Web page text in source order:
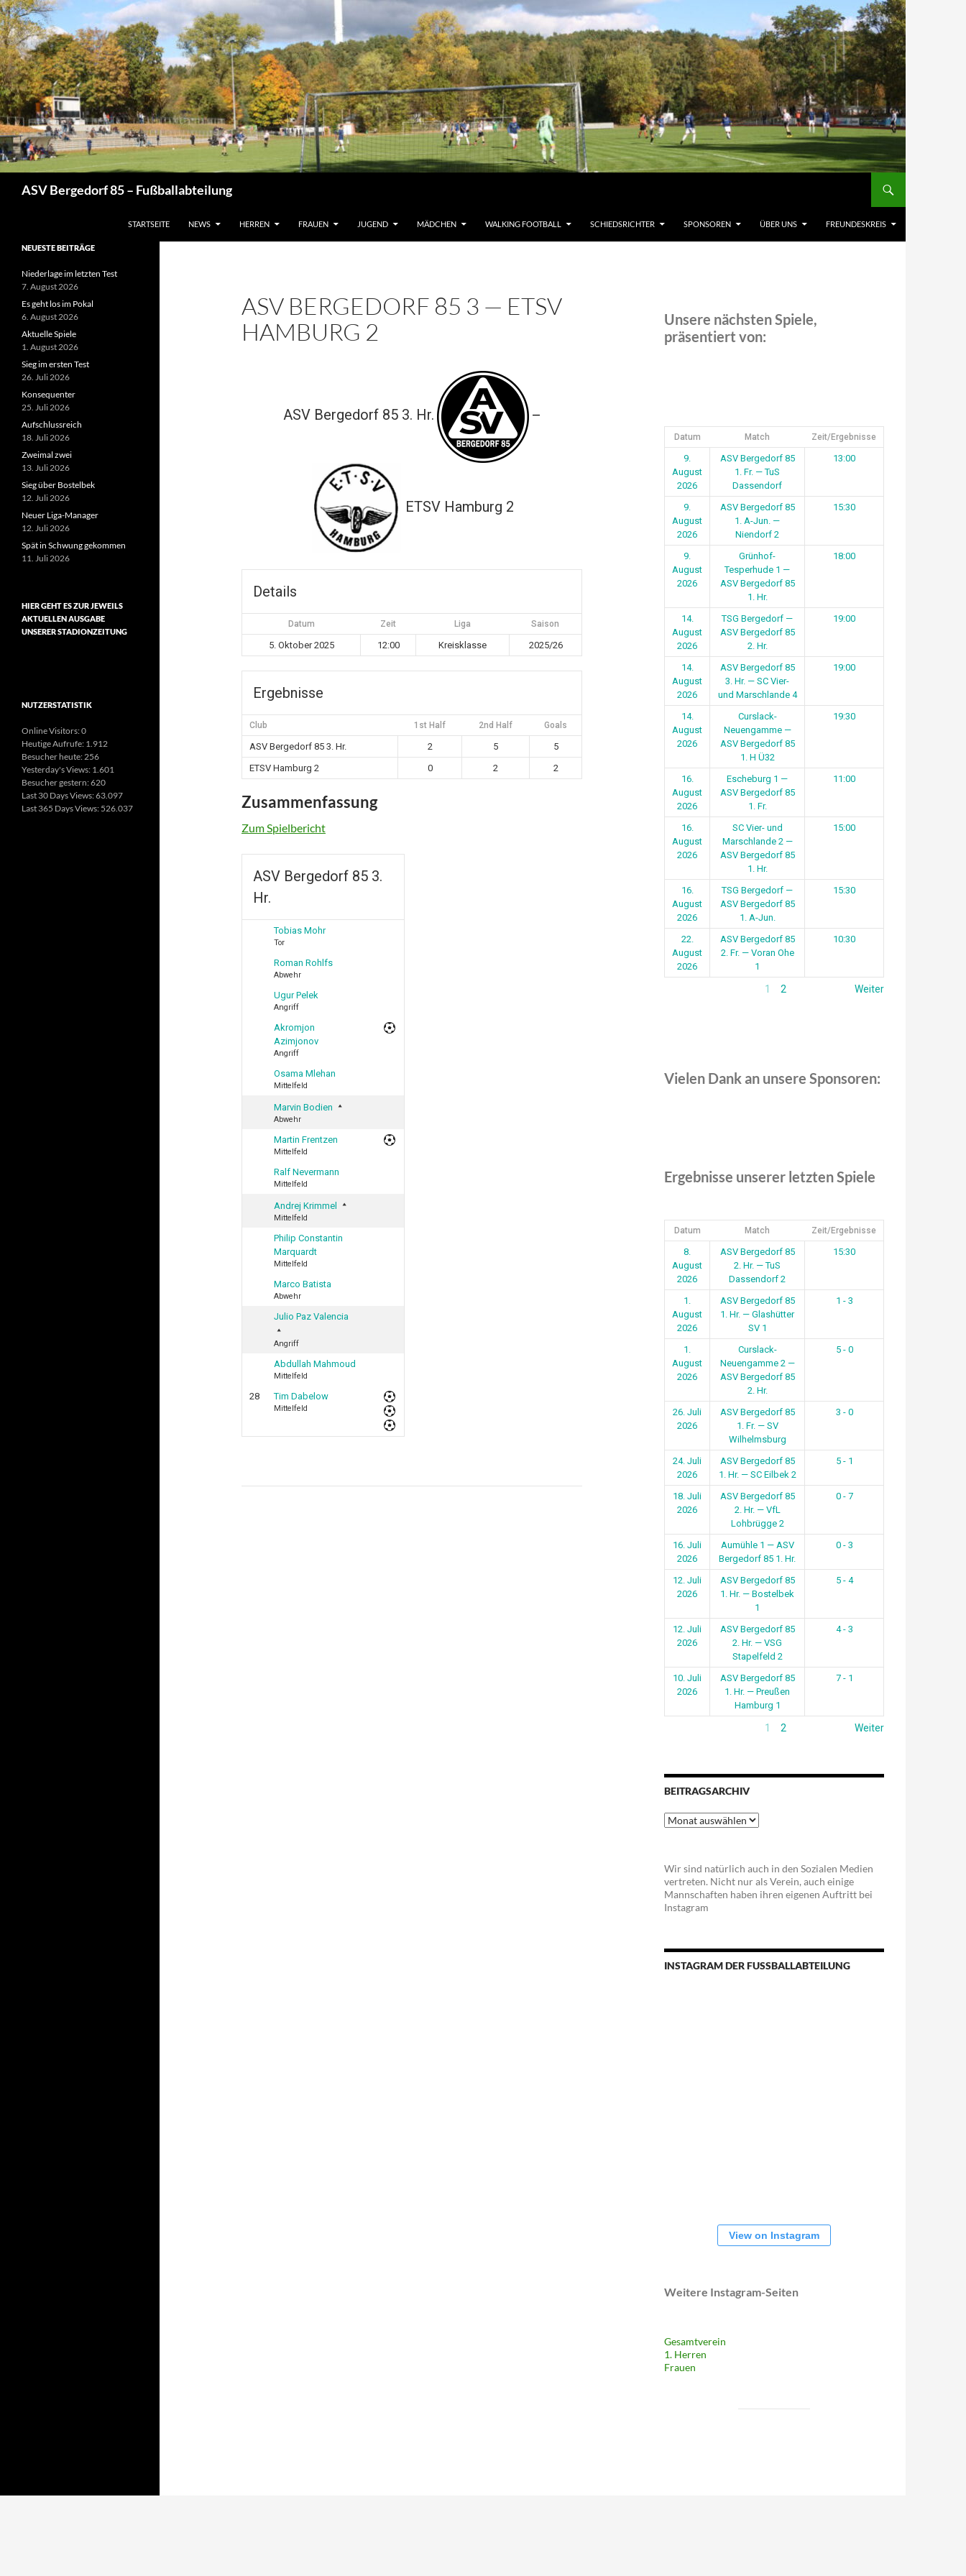
Zum
Inhalt
springen
ASV Bergedorf 85 – Fußballabteilung
STARTSEITE NEWS HERREN FRAUEN JUGEND MÄDCHEN WALKING FOOTBALL SCHIEDSRICHTER SPONSOREN ÜBER UNS FREUNDESKREIS
ASV BERGEDORF 85 3 — ETSV
HAMBURG 2
ASV Bergedorf 85 3. Hr. —
ETSV Hamburg 2
Details
Datum Zeit Liga Saison
5. Oktober 2025 12:00 Kreisklasse 2025/26
Ergebnisse
Club 1st Half 2nd Half Goals
ASV Bergedorf 85 3. Hr. 2 5
5
ETSV Hamburg 2
0 2 2
Zusammenfassung
Zum Spielbericht
ASV Bergedorf 85 3.
Hr.
Tobias Mohr
Tor
Roman Rohlfs
Abwehr
Ugur Pelek
Angriff
Akromjon
Azimjonov
Angriff
Osama Mlehan
Mittelfeld
Marvin Bodien
Abwehr
Martin Frentzen
Mittelfeld
Ralf Nevermann
Mittelfeld
Andrej Krimmel
Mittelfeld
Philip Constantin
Marquardt
Mittelfeld
Marco Batista
Abwehr
Julio Paz Valencia
Angriff
Abdullah Mahmoud
Mittelfeld
28 Tim Dabelow
Mittelfeld
Unsere nächsten Spiele,
präsentiert von:
Datum Match Zeit/Ergebnisse
9.
August
2026
ASV Bergedorf 85
1. Fr. — TuS
Dassendorf
13:00
9.
August
2026
ASV Bergedorf 85
1. A-Jun. —
Niendorf 2
15:30
9.
August
2026
Grünhof-
Tesperhude 1 —
ASV Bergedorf 85
1. Hr.
18:00
14.
August
2026
TSG Bergedorf —
ASV Bergedorf 85
2. Hr.
19:00
14.
August
2026
ASV Bergedorf 85
3. Hr. — SC Vier-
und Marschlande 4
19:00
14.
August
2026
Curslack-
Neuengamme —
ASV Bergedorf 85
1. H Ü32
19:30
16.
August
2026
Escheburg 1 —
ASV Bergedorf 85
1. Fr.
11:00
16.
August
2026
SC Vier- und
Marschlande 2 —
ASV Bergedorf 85
1. Hr.
15:00
16.
August
2026
TSG Bergedorf —
ASV Bergedorf 85
1. A-Jun.
15:30
22.
August
2026
ASV Bergedorf 85
2. Fr. — Voran Ohe
1
10:30
1 2 Weiter
Vielen Dank an unsere Sponsoren:
Ergebnisse unserer letzten Spiele
Datum Match Zeit/Ergebnisse
8.
August
2026
ASV Bergedorf 85
2. Hr. — TuS
Dassendorf 2
15:30
1.
August
2026
ASV Bergedorf 85
1. Hr. — Glashütter
SV 1
1 - 3
1.
August
2026
Curslack-
Neuengamme 2 —
ASV Bergedorf 85
2. Hr.
5 - 0
26. Juli
2026
ASV Bergedorf 85
1. Fr. — SV
Wilhelmsburg
3 - 0
24. Juli
2026
ASV Bergedorf 85
1. Hr. — SC Eilbek 2
5 - 1
18. Juli
2026
ASV Bergedorf 85
2. Hr. — VfL
Lohbrügge 2
0 - 7
16. Juli
2026
Aumühle 1 — ASV
Bergedorf 85 1. Hr.
0 - 3
12. Juli
2026
ASV Bergedorf 85
1. Hr. — Bostelbek
1
5 - 4
12. Juli
2026
ASV Bergedorf 85
2. Hr. — VSG
Stapelfeld 2
4 - 3
10. Juli
2026
ASV Bergedorf 85
1. Hr. — Preußen
Hamburg 1
7 - 1
1 2 Weiter
BEITRAGSARCHIV
Beitragsarchiv
Wir sind natürlich auch in den Sozialen Medien
vertreten. Nicht nur als Verein, auch einige
Mannschaften haben ihren eigenen Auftritt bei
Instagram
INSTAGRAM DER FUSSBALLABTEILUNG
View on Instagram
Weitere Instagram-Seiten
Gesamtverein
1. Herren
Frauen
NEUESTE BEITRÄGE
Niederlage im letzten Test
7. August 2026
Es geht los im Pokal
6. August 2026
Aktuelle Spiele
1. August 2026
Sieg im ersten Test
26. Juli 2026
Konsequenter
25. Juli 2026
Aufschlussreich
18. Juli 2026
Zweimal zwei
13. Juli 2026
Sieg über Bostelbek
12. Juli 2026
Neuer Liga-Manager
12. Juli 2026
Spät in Schwung gekommen
11. Juli 2026
HIER GEHT ES ZUR JEWEILS
AKTUELLEN AUSGABE
UNSERER STADIONZEITUNG
NUTZERSTATISTIK
Online Visitors:0
Heutige Aufrufe: 1.912
Besucher heute:256
Yesterday's Views: 1.601
Besucher gestern:620
Last 30 Days Views:63.097
Last 365 Days Views: 526.037